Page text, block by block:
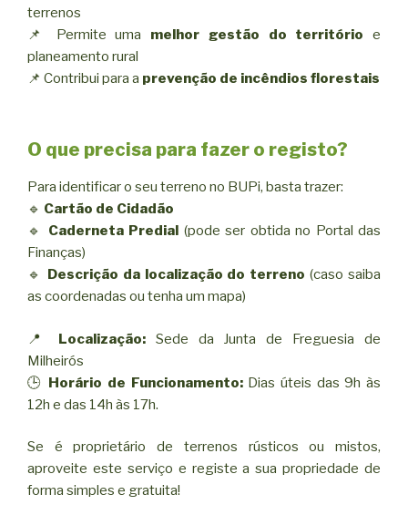
terrenos
📌 Permite uma melhor gestão do território e
planeamento rural
📌 Contribui para a prevenção de incêndios florestais
O que precisa para fazer o registo?
Para identificar o seu terreno no BUPi, basta trazer:
🔹 Cartão de Cidadão
🔹 Caderneta Predial (pode ser obtida no Portal das
Finanças)
🔹
Descrição da localização do terreno (caso saiba
as coordenadas ou tenha um mapa)
📍 Localização:Sede da Junta de Freguesia de
Milheirós
🕒 Horário de Funcionamento:Dias úteis das 9h às
12h e das 14h às 17h.
Se é proprietário de terrenos rústicos ou mistos,
aproveite este serviço e registe a sua propriedade de
forma simples e gratuita!